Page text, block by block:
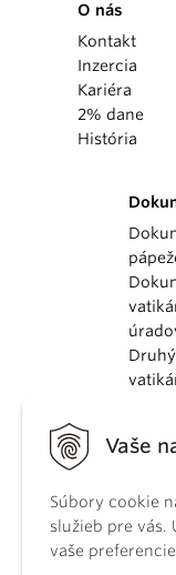
Vaše
Súbory cookie
služieb pre vás.
vaše
O nás
Kontakt
Inzercia
Kariéra
2% dane
História
Druhý
KBS
práva